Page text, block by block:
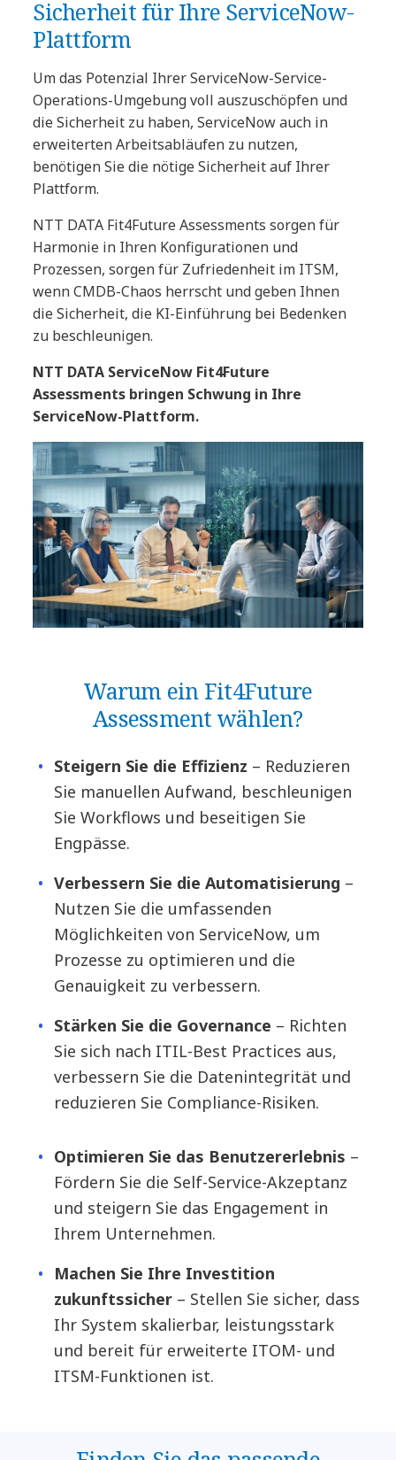
Sicherheit für Ihre ServiceNow-
Plattform
Um das Potenzial Ihrer ServiceNow-Service-
Operations-Umgebung voll auszuschöpfen und
die Sicherheit zu haben, ServiceNow auch in
erweiterten Arbeitsabläufen zu nutzen,
benötigen Sie die nötige Sicherheit auf Ihrer
Plattform.
NTT DATA Fit4Future Assessments sorgen für
Harmonie in Ihren Konfigurationen und
Prozessen, sorgen für Zufriedenheit im ITSM,
wenn CMDB-Chaos herrscht und geben Ihnen
die Sicherheit, die KI-Einführung bei Bedenken
zu beschleunigen.
NTT DATA ServiceNow Fit4Future
Assessments bringen Schwung in Ihre
ServiceNow-Plattform.
Warum ein Fit4Future
Assessment wählen?
Steigern Sie die Effizienz – Reduzieren
Sie manuellen Aufwand, beschleunigen
Sie Workflows und beseitigen Sie
Engpässe.
Verbessern Sie die Automatisierung –
Nutzen Sie die umfassenden
Möglichkeiten von ServiceNow, um
Prozesse zu optimieren und die
Genauigkeit zu verbessern.
Stärken Sie die Governance – Richten
Sie sich nach ITIL-Best Practices aus,
verbessern Sie die Datenintegrität und
reduzieren Sie Compliance-Risiken.
Optimieren Sie das Benutzererlebnis –
Fördern Sie die Self-Service-Akzeptanz
und steigern Sie das Engagement in
Ihrem Unternehmen.
Machen Sie Ihre Investition
zukunftssicher – Stellen Sie sicher, dass
Ihr System skalierbar, leistungsstark
und bereit für erweiterte ITOM- und
ITSM-Funktionen ist.